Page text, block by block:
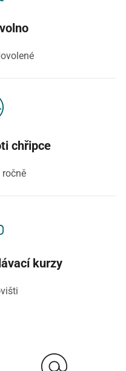
chřipce
kurzy